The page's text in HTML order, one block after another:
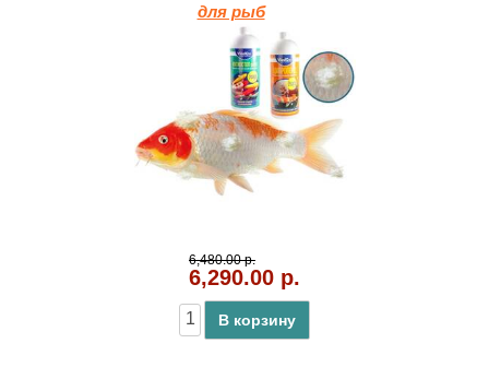
для рыб
6,480.00 р.
6,290.00 р.
В корзину